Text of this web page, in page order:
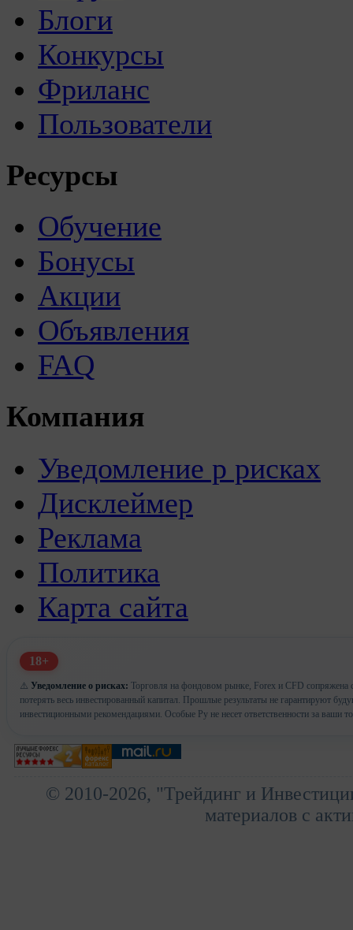
Блоги
Конкурсы
Фриланс
Пользователи
Ресурсы
Обучение
Бонусы
Акции
Объявления
FAQ
Компания
Уведомление р рисках
Дисклеймер
Реклама
Политика
Карта сайта
18+
⚠️ Уведомление о рисках: Торговля на фондовом рынке, Forex и CFD сопряжена
потерять весь инвестированный капитал. Прошлые результаты не гарантируют
инвестиционными рекомендациями. Особые Ру не несет ответственности за ваши
© 2010-2026, "Трейдинг и
материалов с